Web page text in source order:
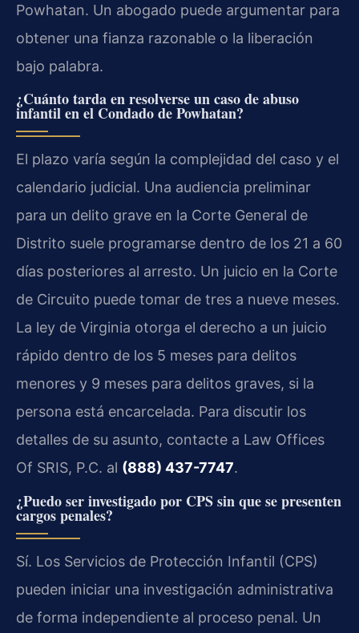
Powhatan. Un abogado puede argumentar para
obtener una fianza razonable o la liberación
bajo palabra.
¿Cuánto tarda en resolverse un caso de abuso
infantil en el Condado de Powhatan?
El plazo varía según la complejidad del caso y el
calendario judicial. Una audiencia preliminar
para un delito grave en la Corte General de
Distrito suele programarse dentro de los 21 a 60
días posteriores al arresto. Un juicio en la Corte
de Circuito puede tomar de tres a nueve meses.
La ley de Virginia otorga el derecho a un juicio
rápido dentro de los 5 meses para delitos
menores y 9 meses para delitos graves, si la
persona está encarcelada. Para discutir los
detalles de su asunto, contacte a Law Offices
Of SRIS, P.C. al (888) 437-7747.
¿Puedo ser investigado por CPS sin que se presenten
cargos penales?
Sí. Los Servicios de Protección Infantil (CPS)
pueden iniciar una investigación administrativa
de forma independiente al proceso penal. Un